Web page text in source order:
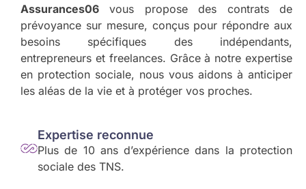
Assurances06 vous propose des contrats de
prévoyance sur mesure, conçus pour répondre aux
besoins spécifiques des indépendants,
entrepreneurs et freelances. Grâce à notre expertise
en protection sociale, nous vous aidons à anticiper
les aléas de la vie et à protéger vos proches.
Expertise reconnue
Plus de 10 ans d’expérience dans la protection
sociale des TNS.